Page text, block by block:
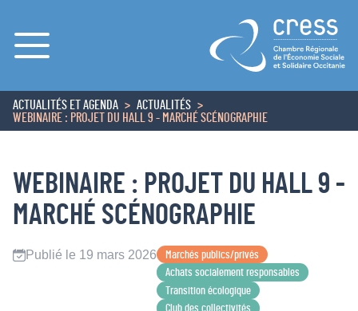
Menu
ACCUEIL
ACTUALITÉS ET AGENDA
ACTUALITÉS
WEBINAIRE : PROJET DU HALL 9 - MARCHÉ SCÉNOGRAPHIE
WEBINAIRE : PROJET DU HALL 9 -
MARCHÉ SCÉNOGRAPHIE
Publié le 19 mars 2026
Marchés publics/privés
Achats socialement responsables
Transition écologique
Club des collectivités